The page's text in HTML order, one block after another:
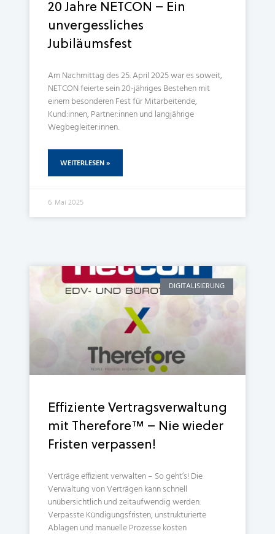
20 Jahre NETCON – Ein
unvergessliches
Jubiläumsfest
Am Nachmittag des 25. April 2025 war es soweit,
NETCON feierte sein 20-jähriges Bestehen mit
einem besonderen Fest für Mitarbeitende,
Kund:innen, Partner:innen und langjährige
Wegbegleiter:innen.
WEITERLESEN »
6. Mai 2025
DIGITALISIERUNG
Effiziente Vertragsverwaltung
mit Therefore™ – Nie wieder
Fristen verpassen!
Verträge effizient verwalten – So geht’s! Die
Verwaltung von Verträgen kann schnell
unübersichtlich und zeitaufwendig werden.
Verpasste Kündigungsfristen, unstrukturierte
Ablagen und manuelle Prozesse kosten